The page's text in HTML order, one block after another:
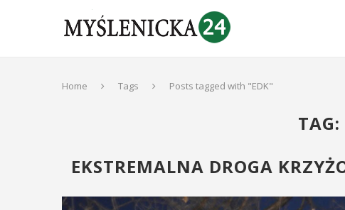
Home Tags Posts tagged with "EDK"
TAG:
EKSTREMALNA DROGA